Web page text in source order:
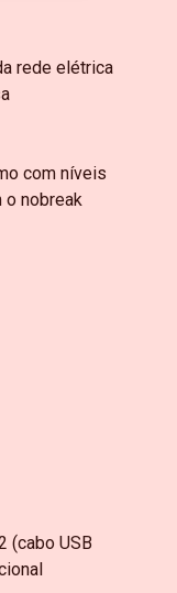
rede elétrica
com níveis
o nobreak
(cabo USB